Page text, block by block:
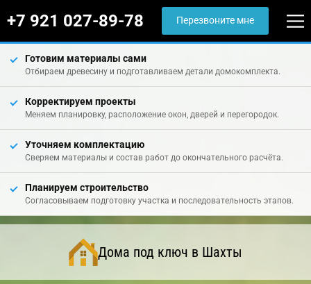
+7 921 027-89-78 Перезвоните мне
Готовим материалы сами
Отбираем древесину и подготавливаем детали домокомплекта.
Корректируем проекты
Меняем планировку, расположение окон, дверей и перегородок.
Уточняем комплектацию
Сверяем материалы и состав работ до окончательного расчёта.
Планируем строительство
Согласовываем подготовку участка и последовательность этапов.
Дома под ключ в Шахты